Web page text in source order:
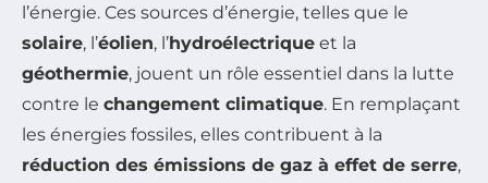
l’énergie. Ces sources d’énergie, telles que le
solaire, l’éolien, l’hydroélectrique et la
géothermie, jouent un rôle essentiel dans la lutte
contre le changement climatique. En remplaçant
les énergies fossiles, elles contribuent à la
réduction des émissions de gaz à effet de serre,